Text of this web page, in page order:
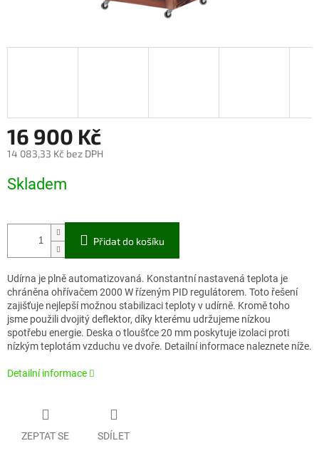
16 900 Kč
14 083,33 Kč bez DPH
cena:
Skladem
Přidat do košíku
Udírna je plně automatizovaná. Konstantní nastavená teplota je
chráněna ohřívačem 2000 W řízeným PID regulátorem. Toto řešení
zajišťuje nejlepší možnou stabilizaci teploty v udírně. Kromě toho
jsme použili dvojitý deflektor, díky kterému udržujeme nízkou
spotřebu energie. Deska o tloušťce 20 mm poskytuje izolaci proti
nízkým teplotám vzduchu ve dvoře. Detailní informace naleznete níže.
Detailní informace
ZEPTAT SE SDÍLET